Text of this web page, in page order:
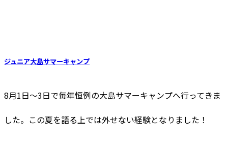
ジュニア大島サマーキャンプ
8月1日〜3日で毎年恒例の大島サマーキャンプへ行ってきま
した。この夏を語る上では外せない経験となりました！